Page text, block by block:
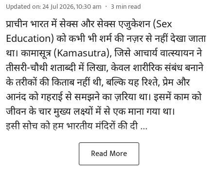
Updated on:24 Jul 2026, 10:30 am 3 min read
प्राचीन भारत में सेक्स और सेक्स एजुकेशन (Sex
Education) को कभी भी शर्म की नज़र से नहीं देखा जाता
था। कामासूत्र (Kamasutra), जिसे आचार्य वात्स्यायन ने
तीसरी-चौथी शताब्दी में लिखा, केवल शारीरिक संबंध बनाने
के तरीकों की किताब नहीं थी, बल्कि यह रिश्ते, प्रेम और
आनंद को गहराई से समझने का ज़रिया था। इसमें काम को
जीवन के चार मुख्य लक्ष्यों में से एक माना गया था।
इसी सोच को हम भारतीय मंदिरों की दी ...
Read More